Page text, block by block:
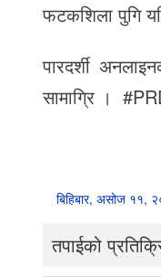
फटकशिला पुगि
पारदर्शी
सामाग्रि ।
बिहिबार, असोज ११,
तपाईको